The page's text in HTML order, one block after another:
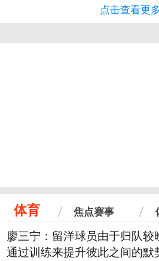
点击查看更
体育 焦点赛事
廖三宁：留洋球员由于归队较
通过训练来提升彼此之间的默